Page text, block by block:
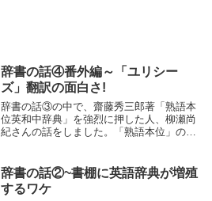
辞書の話④番外編～「ユリシー
ズ」翻訳の面白さ!
辞書の話③の中で、齋藤秀三郎著「熟語本
位英和中辞典」を強烈に押した人、柳瀬尚
紀さんの話をしました。「熟語本位」の辞
た柳瀬尚紀さん自身にも興味を持ち、他の
著作にも触れ...
辞書の話②~書棚に英語辞典が増殖
するワケ